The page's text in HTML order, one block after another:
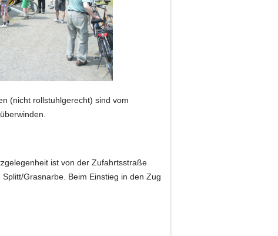
(nicht rollstuhlgerecht) sind vom
ist von der Zufahrtsstraße
Grasnarbe. Beim Einstieg in den Zug